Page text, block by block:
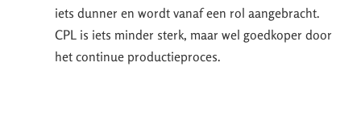
iets dunner en wordt vanaf een rol aangebracht.
CPL is iets minder sterk, maar wel goedkoper door
het continue productieproces.